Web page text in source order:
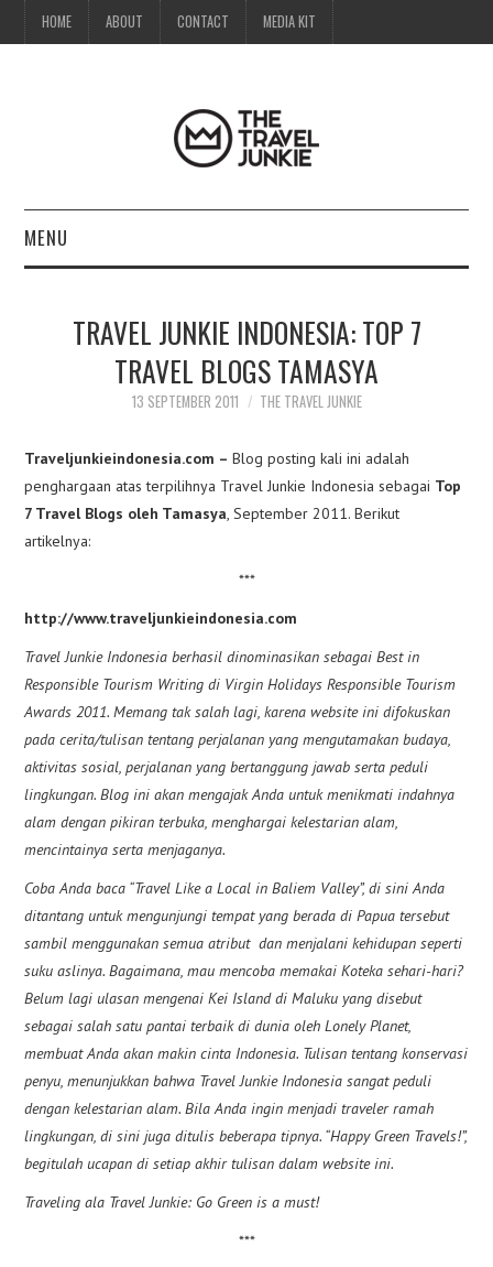
HOME ABOUT CONTACT MEDIA KIT
MENU
ABOUT
MEDIA KIT
TRAVEL JUNKIE INDONESIA: TOP 7
TRAVEL BLOGS TAMASYA
13 SEPTEMBER 2011 THE TRAVEL JUNKIE
Traveljunkieindonesia.com –Blog posting kali ini adalah
penghargaan atas terpilihnya Travel Junkie Indonesia sebagai Top
7 Travel Blogs oleh Tamasya , September 2011. Berikut
artikelnya:
***
http://www.traveljunkieindonesia.com
Travel Junkie Indonesia berhasil dinominasikan sebagai Best in
Responsible Tourism Writing di Virgin Holidays Responsible Tourism
Awards 2011. Memang tak salah lagi, karena website ini difokuskan
pada cerita/tulisan tentang perjalanan yang mengutamakan budaya,
aktivitas sosial, perjalanan yang bertanggung jawab serta peduli
lingkungan. Blog ini akan mengajak Anda untuk menikmati indahnya
alam dengan pikiran terbuka, menghargai kelestarian alam,
mencintainya serta menjaganya.
Coba Anda baca “Travel Like a Local in Baliem Valley”, di sini Anda
ditantang untuk mengunjungi tempat yang berada di Papua tersebut
sambil menggunakan semua atribut dan menjalani kehidupan seperti
suku aslinya. Bagaimana, mau mencoba memakai Koteka sehari-hari?
Belum lagi ulasan mengenai Kei Island di Maluku yang disebut
sebagai salah satu pantai terbaik di dunia oleh Lonely Planet,
membuat Anda akan makin cinta Indonesia. Tulisan tentang konservasi
penyu, menunjukkan bahwa Travel Junkie Indonesia sangat peduli
dengan kelestarian alam. Bila Anda ingin menjadi traveler ramah
lingkungan, di sini juga ditulis beberapa tipnya. “Happy Green Travels!”,
begitulah ucapan di setiap akhir tulisan dalam website ini.
Traveling ala Travel Junkie: Go Green is a must!
***